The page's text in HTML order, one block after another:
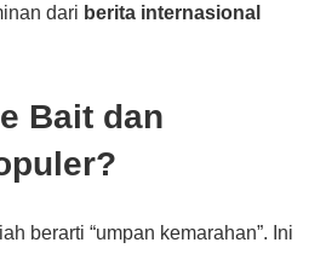
dari berita internasional
Bait dan
berarti “umpan kemarahan”. Ini